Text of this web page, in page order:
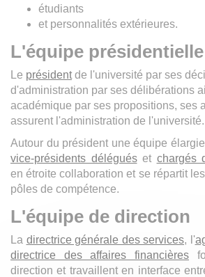
étudiants
et personnalités extérieures.
L'équipe présidentielle
Le présidentde l'université par ses
d'administration par ses délibérations
académique par ses propositions, ses
assurent l'administration de l'université.
Autour du président une équipe
vice-présidents déléguéset chargés
en étroite collaboration et se répartit
pôles de compétence.
L'équipe de direction
La directrice générale des services, l'
directrice des affaires financières
direction et travaillent en interface